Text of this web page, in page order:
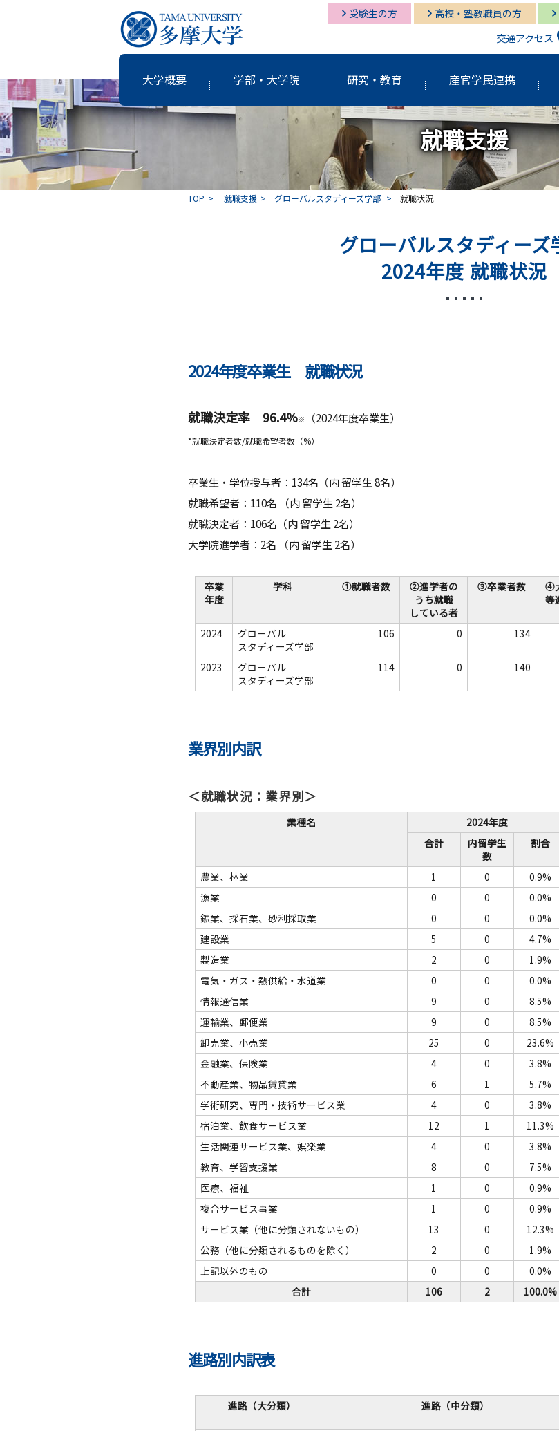
受験生の方 高校・塾教職員の方
交通アクセス
大学概要
学長挨拶・紹介
アジアダイナミズム
ハラスメント防止
学校法人田村学園概要
多摩大ブランド
学部・大学院
学部・大学院 経営情報学部
研究・教育
研究開発機構
研究紀要（Tama蔵）
アクティブ・ラーニング発表祭
産官学民連携
経営情報学部
国際交流センター
経営情報学部
グローバルスタディーズ学部
多摩キャンパス図書館
多摩キャンパス メディア・サービス
就職支援
TOP 就職支援 グローバルスタディーズ学部 就職状況
グローバルスタディーズ
2024年度 就職状況
2024年度卒業生 就職状況
就職決定率 96.4%※ （2024年度卒業生）
*就職決定者数/就職希望者数（%）
卒業生・学位授与者：134名（内 留学生 8名）
就職希望者：110名 （内 留学生 2名）
就職決定者：106名（内 留学生 2名）
大学院進学者：2名 （内 留学生 2名）
卒業
年度
学科 ①就職者数
②進学者の
うち就職
している者
③卒業者数
④
等
2024
グローバル
スタディーズ学部
106 0 134
2023
グローバル
スタディーズ学部
114 0 140
業界別内訳
＜就職状況：業界別＞
業種名 2024年度
合計
内留学生
数
割合
農業、林業 1 0 0.9%
漁業
0 0 0.0%
鉱業、採石業、砂利採取業
0 0 0.0%
建設業
5 0 4.7%
製造業
2 0 1.9%
電気・ガス・熱供給・水道業
0 0 0.0%
情報通信業
9 0 8.5%
運輸業、郵便業
9 0 8.5%
卸売業、小売業
25 0 23.6%
金融業、保険業
4 0 3.8%
不動産業、物品賃貸業
6 1 5.7%
学術研究、専門・技術サービス業
4 0 3.8%
宿泊業、飲食サービス業
12 1 11.3%
生活関連サービス業、娯楽業
4 0 3.8%
教育、学習支援業
8 0 7.5%
医療、福祉
1 0 0.9%
複合サービス事業
1 0 0.9%
サービス業（他に分類されないもの）
13 0 12.3%
公務（他に分類されるものを除く）
2 0 1.9%
上記以外のもの
0 0 0.0%
合計
106 2 100.0%
進路別内訳表
進路（大分類） 進路（中分類）